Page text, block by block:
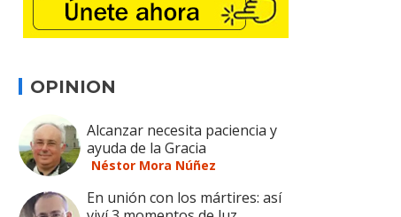
OPINION
Alcanzar necesita paciencia y
ayuda de la Gracia
Néstor Mora Núñez
En unión con los mártires: así